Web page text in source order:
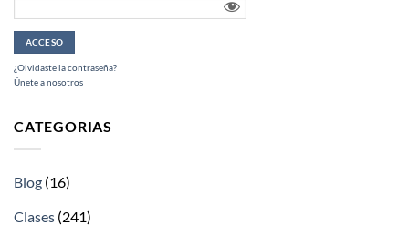
¿Olvidaste la contraseña?
Únete a nosotros
CATEGORIAS
Blog (16)
Clases (241)